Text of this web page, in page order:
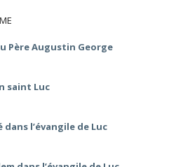
Père Augustin George
saint Luc
l’évangile de Luc